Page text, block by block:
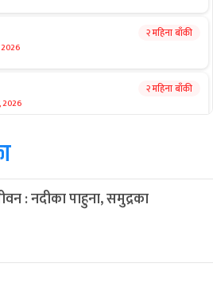
2026
२ महिना बाँकी
2026
२ महिना बाँकी
२ महिना बाँकी
: नदीका पाहुना, समुद्रका